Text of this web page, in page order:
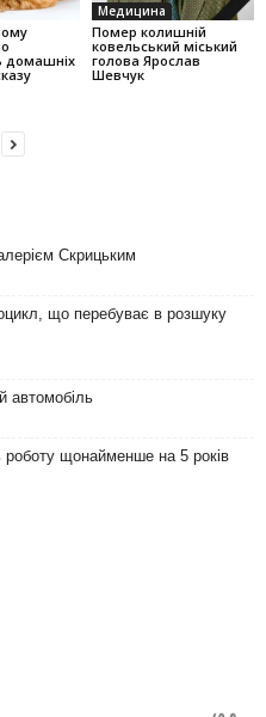
домашніх
Медицина
Помер колишній
ковельський міський
голова Ярослав
Шевчук
Скрицьким
що перебуває в розшуку
автомобіль
щонайменше на 5 років